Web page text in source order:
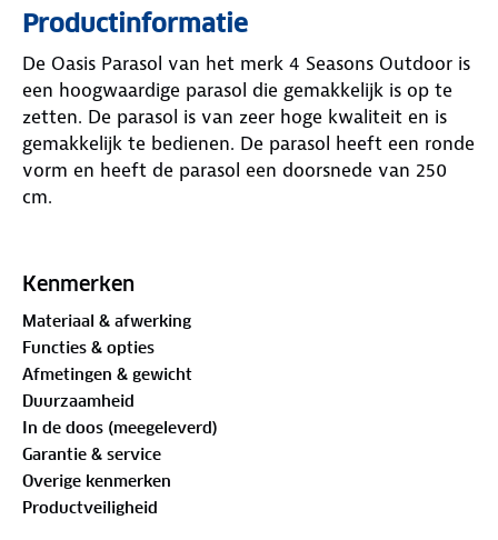
Productinformatie
De Oasis Parasol van het merk 4 Seasons Outdoor is
een hoogwaardige parasol die gemakkelijk is op te
zetten. De parasol is van zeer hoge kwaliteit en is
gemakkelijk te bedienen. De parasol heeft een ronde
vorm en heeft de parasol een doorsnede van 250
cm.
Het parasoldoek is gemaakt van hoogwaardig
heeft een UPF waarde van 30+. Door deze hoge UV-
waarde ben je goed beschermd tegen de zon. De
parasol heeft een frame welke is gemaakt van
stevig aluminium.
Eigenschappen
De Oasis parasol is door een draaiknop aan het
frame gemakkelijk in hoogte te verstellen. Dit vergt
Kenmerken
Materiaal & afwerking
Functies & opties
Afmetingen & gewicht
Duurzaamheid
In de doos (meegeleverd)
Garantie & service
Overige kenmerken
Productveiligheid